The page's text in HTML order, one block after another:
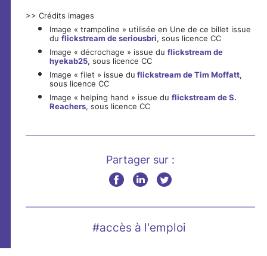
>> Crédits images
Image « trampoline » utilisée en Une de ce billet issue
du flickstream de seriousbri, sous licence CC
Image « décrochage » issue du flickstream de
hyekab25, sous licence CC
Image « filet » issue du flickstream de Tim Moffatt,
sous licence CC
Image « helping hand » issue du flickstream de S.
Reachers, sous licence CC
Partager sur :
#accès à l'emploi